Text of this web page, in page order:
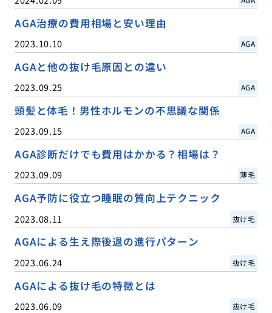
AGA治療の費用相場と安い理由
2023.10.10 AGA
AGAと他の抜け毛原因との違い
2023.09.25 AGA
頭髪と体毛！男性ホルモンの不思議な関係
2023.09.15 AGA
AGA診断だけでも費用はかかる？相場は？
2023.09.09 薄毛
AGA予防に役立つ睡眠の質向上テクニック
2023.08.11 抜け毛
AGAによる生え際後退の進行パターン
2023.06.24 抜け毛
AGAによる抜け毛の特徴とは
2023.06.09 抜け毛